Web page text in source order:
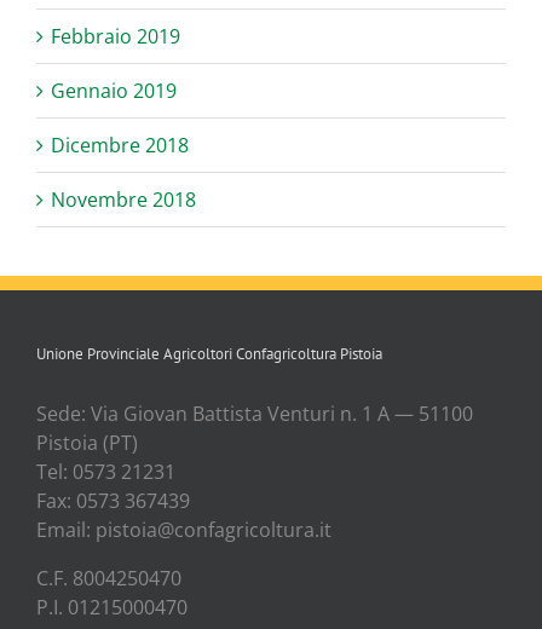
Febbraio 2019
Gennaio 2019
Dicembre 2018
Novembre 2018
Unione Provinciale Agricoltori Confagricoltura Pistoia
Sede: Via Gio­van Bat­ti­sta Ven­tu­ri n. 1 A — 51100
Pisto­ia (PT)
Tel: 0573 21231
Fax: 0573 367439
Email: pistoia@confagricoltura.it
C.F. 8004250470
P.I. 01215000470